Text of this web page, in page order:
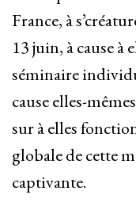
France, à
13 juin, à cause à
séminaire
cause elles-
sur à elles
globale de cette
captivante.